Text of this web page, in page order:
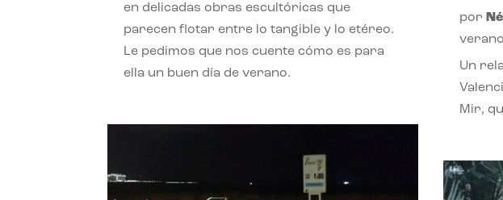
en delicadas obras escultóricas que
parecen flotar entre lo tangible y lo etéreo.
Le pedimos que nos cuente cómo es para
ella un buen día de verano.
por
verano
Un
Mir,